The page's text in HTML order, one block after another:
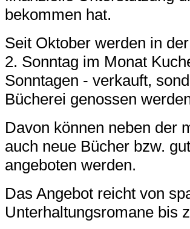
bekommen hat.
Seit Oktober werden in
2. Sonntag im Monat
Sonntagen - verkauft,
Bücherei genossen
Davon können neben der
auch neue Bücher bzw.
angeboten werden.
Das Angebot reicht von
Unterhaltungsromane bis